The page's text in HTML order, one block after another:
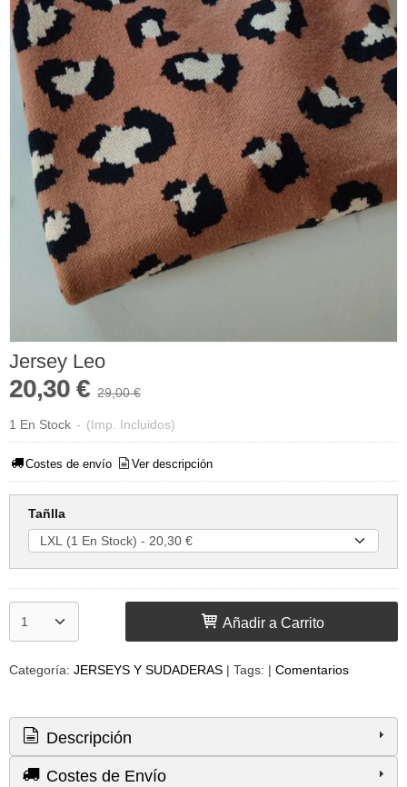
Jersey Leo
20,30 € 29,00 €
1 En Stock - (Imp. Incluidos)
Costes de envío Ver descripción
Tañlla
Añadir a Carrito
Categoría: JERSEYS Y SUDADERAS | Tags: | Comentarios
Descripción
Costes de Envío